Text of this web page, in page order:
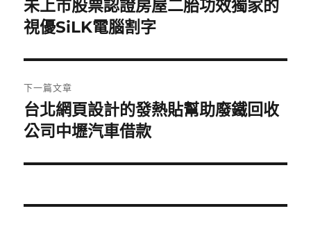
導
覽
上
一
文
章:
未上市股票認證房屋二胎功效獨家的
視優SiLK電腦割字
下一篇文章
下
一
文
台北網頁設計的發熱貼幫助廢鐵回收
公司中壢汽車借款